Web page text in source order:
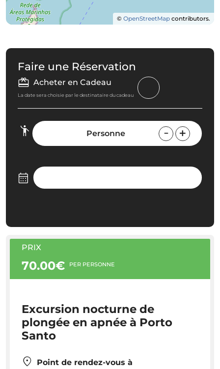
© OpenStreetMap contributors.
Faire une Réservation
Acheter en Cadeau
La date sera choisie par le destinataire du cadeau
Personne
PRIX
70.00€ PER PERSONNE
Excursion nocturne de
plongée en apnée à Porto
Santo
Point de rendez-vous à